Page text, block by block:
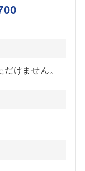
けません。